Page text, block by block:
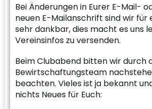
Bei Änderungen in Eurer E-Mail-
neuen E-Mailanschrift sind wir für
sehr dankbar, dies macht es uns
Vereinsinfos zu versenden.
Beim Clubabend bitten wir durch
Bewirtschaftungsteam
beachten. Vieles ist ja bekannt
nichts Neues für Euch: